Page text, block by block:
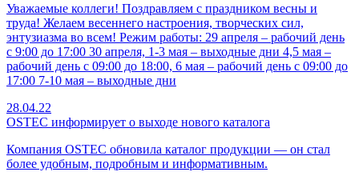
Уважаемые коллеги! Поздравляем с праздником весны и
труда! Желаем весеннего настроения, творческих сил,
энтузиазма во всем! Режим работы: 29 апреля – рабочий день
с 9:00 до 17:00 30 апреля, 1-3 мая – выходные дни 4,5 мая –
рабочий день с 09:00 до 18:00, 6 мая – рабочий день с 09:00 до
17:00 7-10 мая – выходные дни
28.04.22
OSTEC информирует о выходе нового каталога
Компания OSTEC обновила каталог продукции — он стал
более удобным, подробным и информативным.